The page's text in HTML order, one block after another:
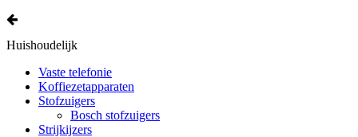
Huishoudelijk
Vaste telefonie
Koffiezetapparaten
Stofzuigers
Bosch stofzuigers
Strijkijzers